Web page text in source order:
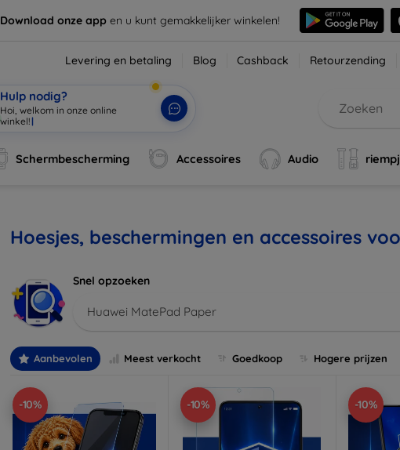
Download onze app en u kunt gemakkelijker winkelen!
Levering en betaling Blog Cashback Retourzending
Hulp nodig?
Hoi, welkom in onze online w
Schermbescherming Accessoires Audio
Hoesjes, beschermingen en accessoires
Snel opzoeken
Huawei MatePad Paper
Aanbevolen Meest verkocht Goedkoop Hogere prijzen
-10% -10% -10%